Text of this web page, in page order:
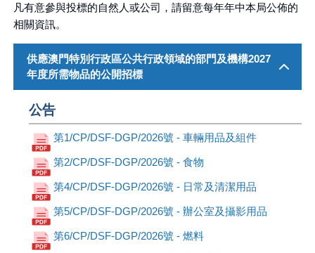
凡有意參與投標的自然人或公司，請留意每年年中本局公佈的
相關資訊。
供應澳門特別行政區公共行政領域的部門及機構2027
年度所需物品的公開招標
公告
第1/CP/DSF-DGP/2026號 - 車輛用品及組件
第2/CP/DSF-DGP/2026號 - 食物
第4/CP/DSF-DGP/2026號 - 日常及清潔用品
第5/CP/DSF-DGP/2026號 - 辦公室及攝影用品
第6/CP/DSF-DGP/2026號 - 燃料